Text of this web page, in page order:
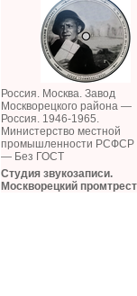
Россия. Москва. Завод
Москворецкого района —
Россия. 1946-1965.
Министерство местной
промышленности
— Без ГОСТ
Студия звукозаписи.
Москворецкий промтрест